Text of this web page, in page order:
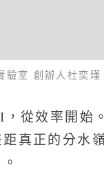
驗室 創辦人杜奕瑾
從效率開始
距真正的分水